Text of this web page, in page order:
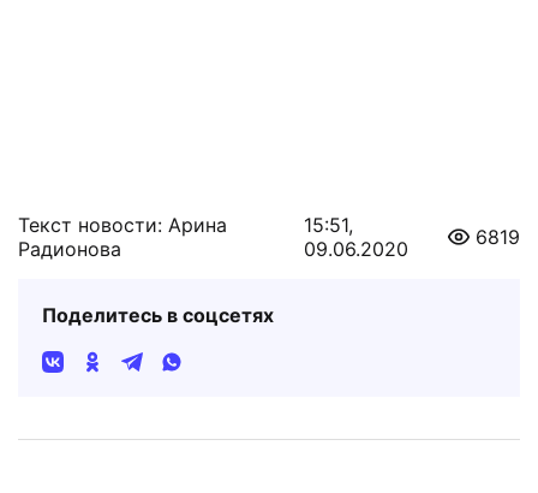
Текст новости: Арина
Радионова
15:51,
09.06.2020
6819
Поделитесь в соцсетях